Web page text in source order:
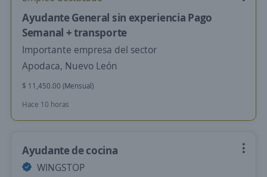
Ayudante General sin experiencia Pago
Semanal + transporte
Importante empresa del sector
Apodaca, Nuevo León
$ 11,450.00 (Mensual)
Hace 10 horas
Ayudante de cocina
WINGSTOP